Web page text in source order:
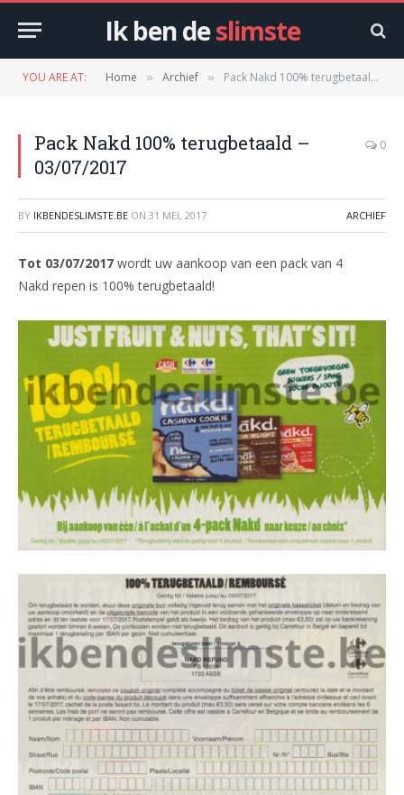
Ik ben deslimste
YOU ARE AT: Home » Archief » Pack Nakd 100% terugbetaald – 03/07/2017
Pack Nakd 100% terugbetaald –
03/07/2017
0
BY IKBENDESLIMSTE.BE ON 31 MEI, 2017 ARCHIEF
Tot 03/07/2017 wordt uw aankoop van een pack van 4
Nakd repen is 100% terugbetaald!